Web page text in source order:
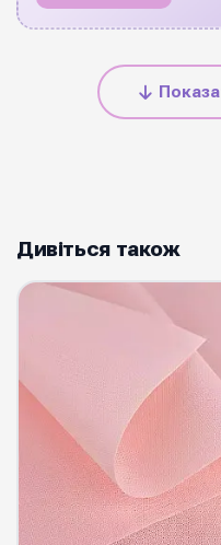
Дивіться також